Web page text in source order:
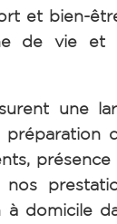
et bien-
de vie et
une
présence
nos
à domicile